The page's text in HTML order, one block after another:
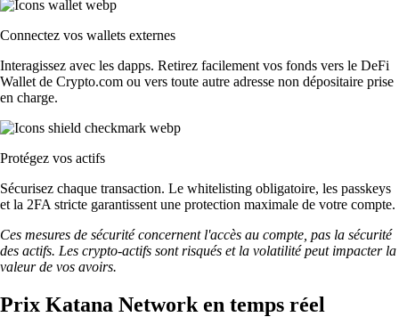
Connectez vos wallets externes
Interagissez avec les dapps. Retirez facilement vos fonds vers le DeFi
Wallet de Crypto.com ou vers toute autre adresse non dépositaire prise
en charge.
Protégez vos actifs
Sécurisez chaque transaction. Le whitelisting obligatoire, les passkeys
et la 2FA stricte garantissent une protection maximale de votre compte.
Ces mesures de sécurité concernent l'accès au compte, pas la sécurité
des actifs. Les crypto-actifs sont risqués et la volatilité peut impacter la
valeur de vos avoirs.
Prix Katana Network en temps réel